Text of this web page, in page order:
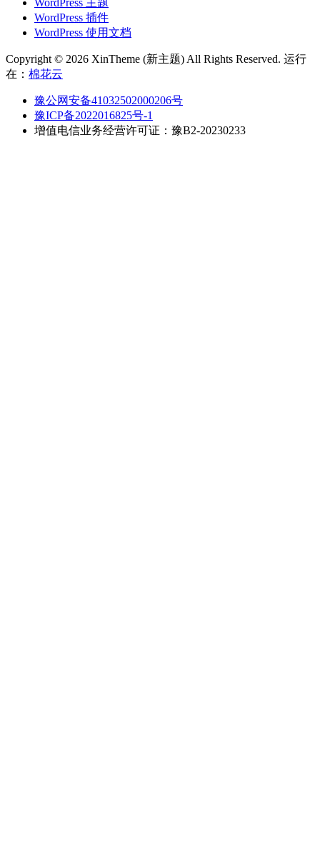
WordPress 主题
WordPress 插件
WordPress 使用文档
Copyright © 2026 XinTheme (新主题) All Rights Reserved. 运行
在： 棉花云
豫公网安备41032502000206号
豫ICP备2022016825号-1
增值电信业务经营许可证：豫B2-20230233